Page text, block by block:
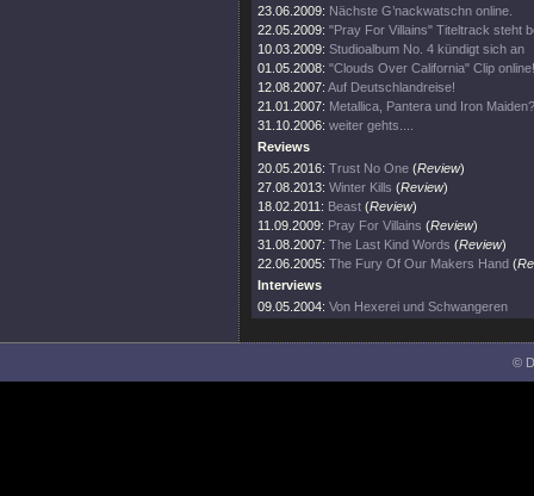
23.06.2009: Nächste G’nackwatschn online.
22.05.2009: "Pray For Villains" Titeltrack steht
10.03.2009: Studioalbum No. 4 kündigt sich an
01.05.2008: "Clouds Over California" Clip online!
12.08.2007: Auf Deutschlandreise!
21.01.2007: Metallica, Pantera und Iron
31.10.2006: weiter gehts....
Reviews
20.05.2016: Trust No One (Review)
27.08.2013: Winter Kills (Review)
18.02.2011: Beast (Review)
11.09.2009: Pray For Villains (Review)
31.08.2007: The Last Kind Words (Review)
22.06.2005: The Fury Of Our Makers Hand (
Interviews
09.05.2004: Von Hexerei und Schwangeren
©